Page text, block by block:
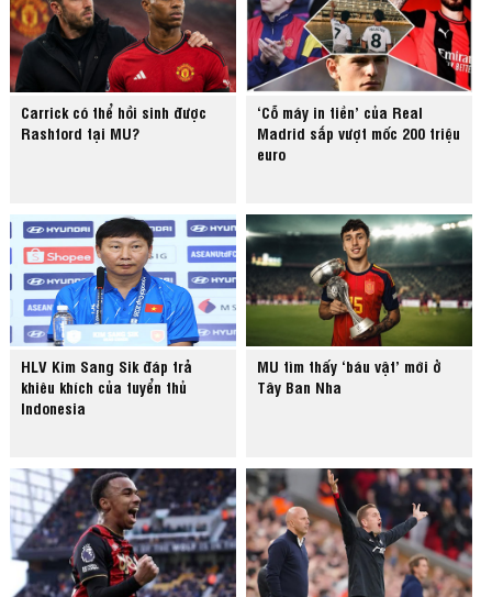
Carrick có thể hồi sinh được
Rashford tại MU?
‘Cỗ máy in tiền’ của Real
Madrid sắp vượt mốc 200 triệu
euro
HLV Kim Sang Sik đáp trả
khiêu khích của tuyển thủ
Indonesia
MU tìm thấy ‘báu vật’ mới ở
Tây Ban Nha